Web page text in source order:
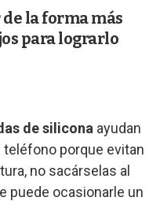
la forma más
para lograrlo
de silicona ayudan
porque evitan
no sacárselas al
puede ocasionarle un